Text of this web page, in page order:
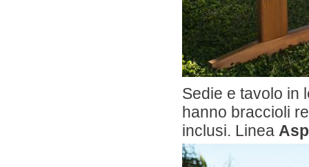
Sedie e tavolo in
hanno braccioli
inclusi. Linea